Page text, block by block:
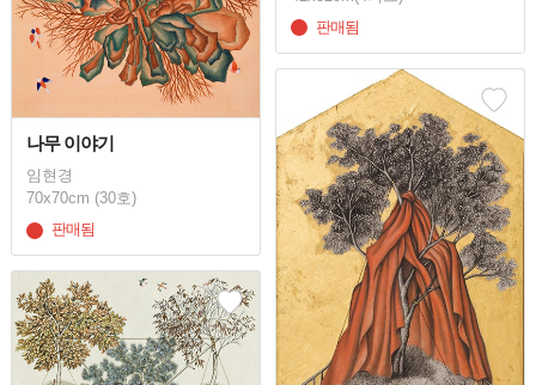
판매됨
나무 이야기
임현경
70x70cm (30호)
판매됨